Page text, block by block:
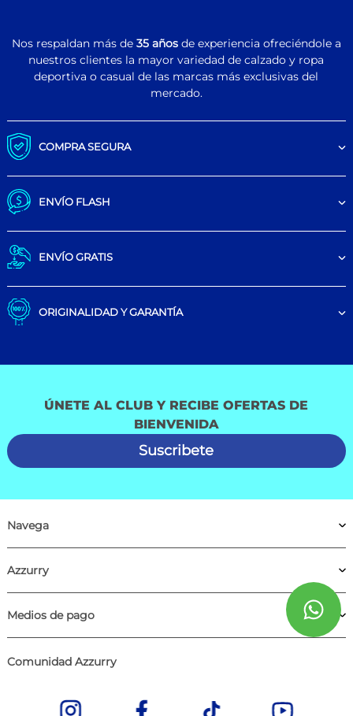
Nos respaldan más de 35 añosde experiencia ofreciéndole a
nuestros clientes la mayor variedad de calzado y ropa
deportiva o casual de las marcas más exclusivas del
mercado.
COMPRA SEGURA
ENVÍO FLASH
ENVÍO GRATIS
ORIGINALIDAD Y GARANTÍA
ÚNETE AL CLUB Y RECIBE OFERTAS DE
BIENVENIDA
Suscribete
Navega
Azzurry
Medios de pago
Comunidad Azzurry